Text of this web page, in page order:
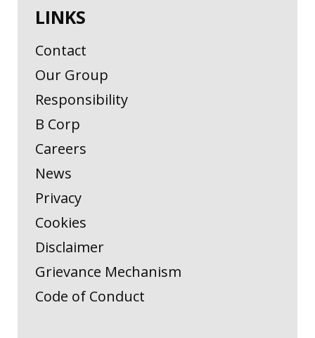
LINKS
Contact
Our Group
Responsibility
B Corp
Careers
News
Privacy
Cookies
Disclaimer
Grievance Mechanism
Code of Conduct